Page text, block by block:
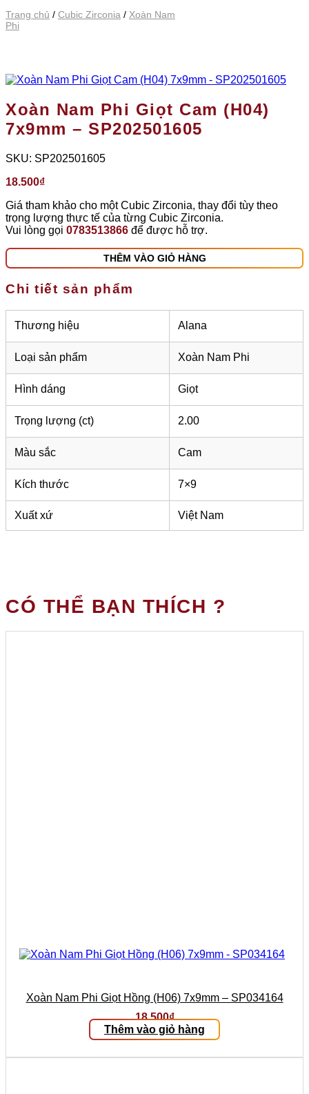
Trang chủ / Cubic Zirconia / Xoàn Nam
Phi
Xoàn Nam Phi Giọt Cam (H04)
7x9mm – SP202501605
SKU: SP202501605
18.500₫
Giá tham khảo cho một Cubic Zirconia, thay đổi tùy theo
trọng lượng thực tế của từng Cubic Zirconia.
Vui lòng gọi 0783513866 để được hỗ trợ.
THÊM VÀO GIỎ HÀNG
Chi tiết sản phẩm
Thương hiệu Alana
Loại sản phẩm Xoàn Nam Phi
Hình dáng Giọt
Trọng lượng (ct) 2.00
Màu sắc Cam
Kích thước 7×9
Xuất xứ Việt Nam
CÓ THỂ BẠN THÍCH ?
Xoàn Nam Phi Giọt Hồng (H06) 7x9mm – SP034164
18.500₫
Thêm vào giỏ hàng